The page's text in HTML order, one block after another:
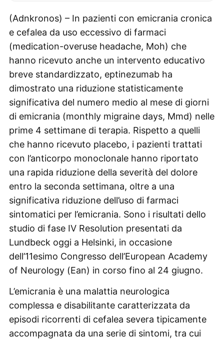
(Adnkronos) – In pazienti con emicrania cronica
e cefalea da uso eccessivo di farmaci
(medication-overuse headache, Moh) che
hanno ricevuto anche un intervento educativo
breve standardizzato, eptinezumab ha
dimostrato una riduzione statisticamente
significativa del numero medio al mese di giorni
di emicrania (monthly migraine days, Mmd) nelle
prime 4 settimane di terapia. Rispetto a quelli
che hanno ricevuto placebo, i pazienti trattati
con l’anticorpo monoclonale hanno riportato
una rapida riduzione della severità del dolore
entro la seconda settimana, oltre a una
significativa riduzione dell’uso di farmaci
sintomatici per l’emicrania. Sono i risultati dello
studio di fase IV Resolution presentati da
Lundbeck oggi a Helsinki, in occasione
dell’11esimo Congresso dell’European Academy
of Neurology (Ean) in corso fino al 24 giugno.
L’emicrania è una malattia neurologica
complessa e disabilitante caratterizzata da
episodi ricorrenti di cefalea severa tipicamente
accompagnata da una serie di sintomi, tra cui